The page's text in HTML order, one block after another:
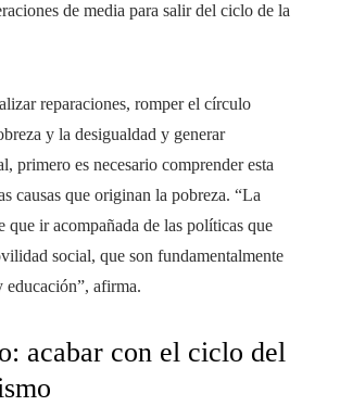
de media para salir del ciclo de la
reparaciones, romper el círculo
y la desigualdad y generar
primero es necesario comprender esta
causas que originan la pobreza. “La
que ir acompañada de las políticas que
social, que son fundamentalmente
educación”, afirma.
acabar con el ciclo del